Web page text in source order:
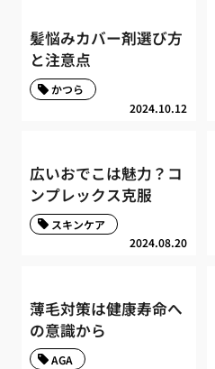
髪悩みカバー剤選び方
と注意点
2024.10.12
かつら
広いおでこは魅力？コ
ンプレックス克服
2024.08.20
スキンケア
薄毛対策は健康寿命へ
の意識から
AGA